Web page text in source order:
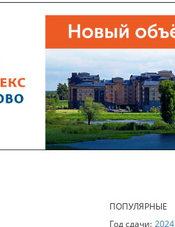
ПОПУЛЯРНЫЕ
Год сдачи: 2024